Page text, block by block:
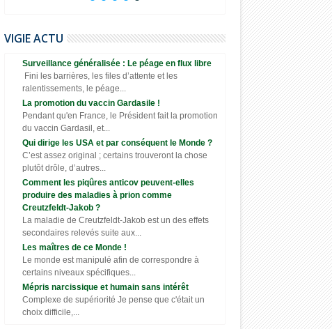
VIGIE ACTU
Surveillance généralisée : Le péage en flux libre
Fini les barrières, les files d’attente et les
ralentissements, le péage...
La promotion du vaccin Gardasile !
Pendant qu'en France, le Président fait la promotion
du vaccin Gardasil, et...
Qui dirige les USA et par conséquent le Monde ?
C’est assez original ; certains trouveront la chose
plutôt drôle, d’autres...
Comment les piqûres anticov peuvent-elles
produire des maladies à prion comme
Creutzfeldt-Jakob ?
La maladie de Creutzfeldt-Jakob est un des effets
secondaires relevés suite aux...
Les maîtres de ce Monde !
Le monde est manipulé afin de correspondre à
certains niveaux spécifiques...
Mépris narcissique et humain sans intérêt
Complexe de supériorité Je pense que c'était un
choix difficile,...